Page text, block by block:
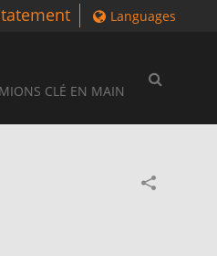
Languages
CLÉ EN MAIN